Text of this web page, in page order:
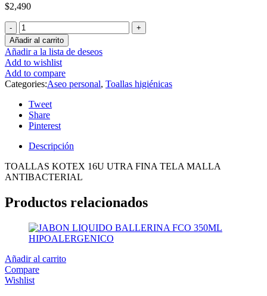
$2,490
Añadir al carrito
Añadir a la lista de deseos
Add to wishlist
Add to compare
Categories:Aseo personal, Toallas higiénicas
Tweet
Share
Pinterest
Descripción
TOALLAS KOTEX 16U UTRA FINA TELA MALLA
ANTIBACTERIAL
Productos relacionados
Añadir al carrito
Compare
Wishlist